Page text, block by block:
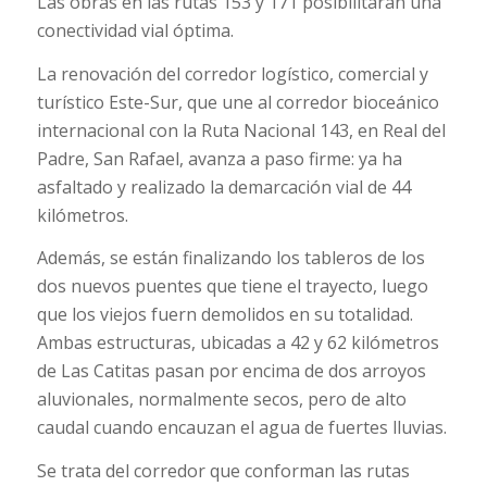
conectividad vial óptima.
La renovación del corredor logístico, comercial y
turístico Este-Sur, que une al corredor bioceánico
internacional con la Ruta Nacional 143, en Real del
Padre, San Rafael, avanza a paso firme: ya ha
asfaltado y realizado la demarcación vial de 44
kilómetros.
Además, se están finalizando los tableros de los
dos nuevos puentes que tiene el trayecto, luego
que los viejos fuern demolidos en su totalidad.
Ambas estructuras, ubicadas a 42 y 62 kilómetros
de Las Catitas pasan por encima de dos arroyos
aluvionales, normalmente secos, pero de alto
caudal cuando encauzan el agua de fuertes lluvias.
Se trata del corredor que conforman las rutas